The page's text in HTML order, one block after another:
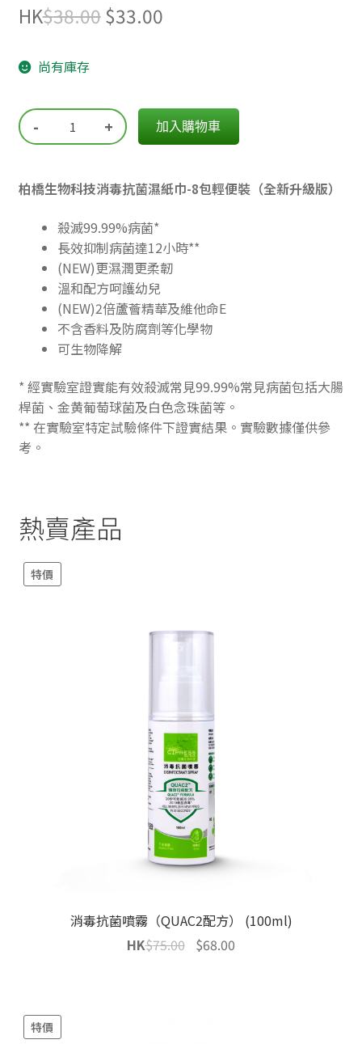
HK$38.00Original
$38.00.
$33.00Current
$33.00.
尚有庫存
- + 加入購物車
柏橋生物科技消毒抗菌濕紙巾-8包輕便裝（全新升級版）
殺滅99.99%病菌*
長效抑制病菌達12小時**
(NEW)更濕潤更柔韌
溫和配方呵護幼兒
(NEW)2倍蘆薈精華及維他命E
不含香料及防腐劑等化學物
可生物降解
* 經實驗室證實能有效殺滅常見99.99%常見病菌包括大腸
桿菌、金黄葡萄球菌及白色念珠菌等。
** 在實驗室特定試驗條件下證實結果。實驗數據僅供參
考。
熱賣產品
消毒抗菌噴霧（QUAC2配方） (100ml)
特價
HK$75.00
Original
$68.00
特價